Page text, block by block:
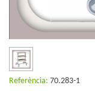
Referència: 70.283-1